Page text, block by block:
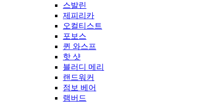
스발린
제피리카
오컬티스트
포보스
퀸 와스프
핫 샷
블러디 메리
랜드워커
점보 베어
램버드